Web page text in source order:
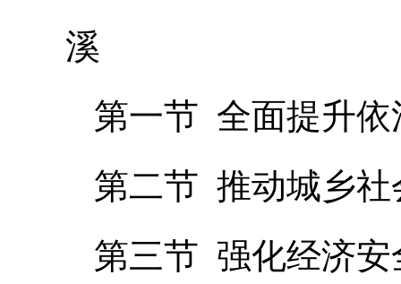
溪
第一节 全面提升依
第二节 推动城乡社
第三节 强化经济安